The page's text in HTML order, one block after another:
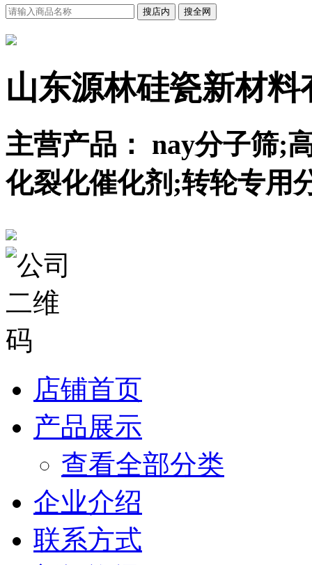
搜店内 搜全网
山东源林硅瓷新材料
主营产品： nay分子筛;
化裂化催化剂;转轮专用
店铺首页
产品展示
查看全部分类
企业介绍
联系方式